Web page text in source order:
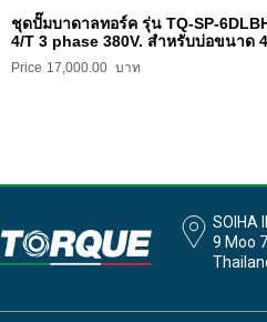
ชุดปั๊มบาดาลทอร์ค รุ่น TQ-SP-
4/T 3 phase 380V. สำหรับบ่อขนาด
17,000.00
SOIHA
9 Moo